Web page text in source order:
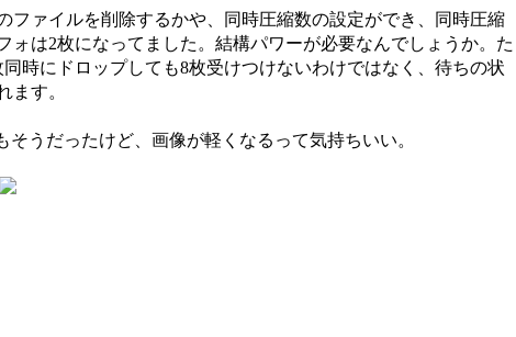
ファイルを削除するかや、同時圧縮数の設定ができ、同時圧縮
ォは2枚になってました。結構パワーが必要なんでしょうか。た
時にドロップしても8枚受けつけないわけではなく、待ちの状
ます。
そうだったけど、画像が軽くなるって気持ちいい。